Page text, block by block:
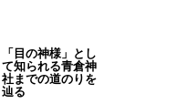
「目の神様」とし
て知られる青倉神
社までの道のりを
辿る